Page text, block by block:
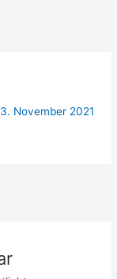
3. November 2021